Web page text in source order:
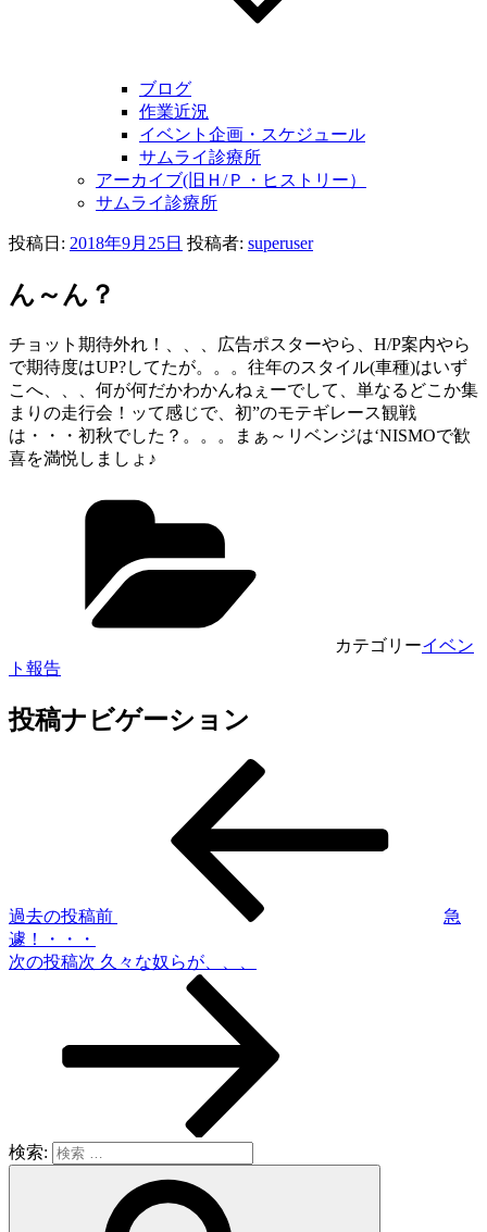
ブログ
作業近況
イベント企画・スケジュール
サムライ診療所
アーカイブ(旧Ｈ/Ｐ・ヒストリー）
サムライ診療所
投稿日: 2018年9月25日 投稿者: superuser
ん～ん？
チョット期待外れ！、、、広告ポスターやら、H/P案内やら
で期待度はUP?してたが。。。往年のスタイル(車種)はいず
こへ、、、何が何だかわかんねぇーでして、単なるどこか集
まりの走行会！ッて感じで、初”のモテギレース観戦
は・・・初秋でした？。。。まぁ～リベンジは‘NISMOで歓
喜を満悦しましょ♪
カテゴリーイベン
ト報告
投稿ナビゲーション
過去の投稿前
急
遽！・・・
次の投稿次 久々な奴らが、、、
検索: